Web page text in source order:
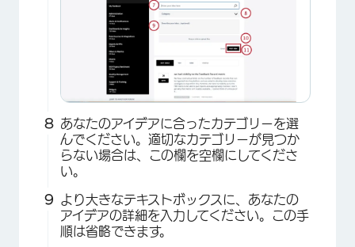
あなたのアイデアに合ったカテゴリーを選
んでください。適切なカテゴリーが見つか
らない場合は、この欄を空欄にしてくださ
い。
より大きなテキストボックスに、あなたの
アイデアの詳細を入力してください。この手
順は省略できます。